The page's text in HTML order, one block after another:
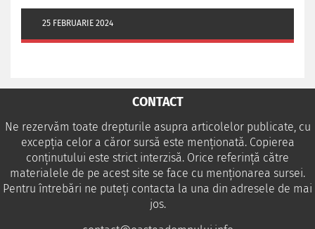
25 FEBRUARIE 2024
CONTACT
Ne rezervăm toate drepturile asupra articolelor publicate, cu
excepția celor a căror sursă este menționată. Copierea
conținutului este strict interzisă. Orice referință către
materialele de pe acest site se face cu menționarea sursei.
Pentru întrebări ne puteţi contacta la una din adresele de mai
jos.